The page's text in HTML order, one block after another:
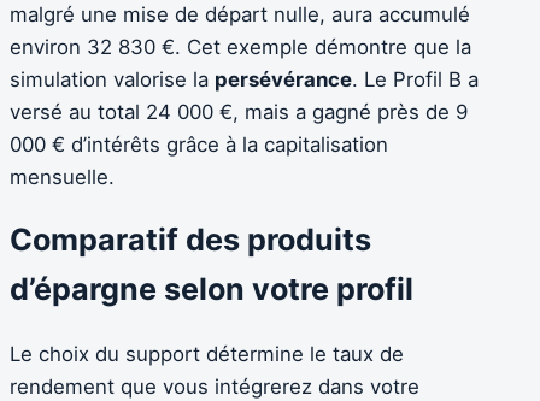
malgré une mise de départ nulle, aura accumulé
environ 32 830 €. Cet exemple démontre que la
simulation valorise la persévérance. Le Profil B a
versé au total 24 000 €, mais a gagné près de 9
000 € d’intérêts grâce à la capitalisation
mensuelle.
Comparatif des produits
d’épargne selon votre profil
Le choix du support détermine le taux de
rendement que vous intégrerez dans votre